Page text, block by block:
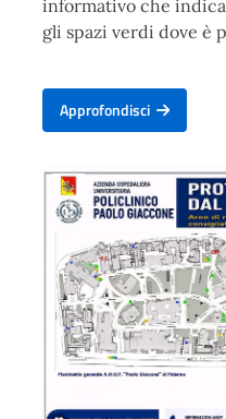
informativo che
gli spazi verdi dove è
Approfondisci